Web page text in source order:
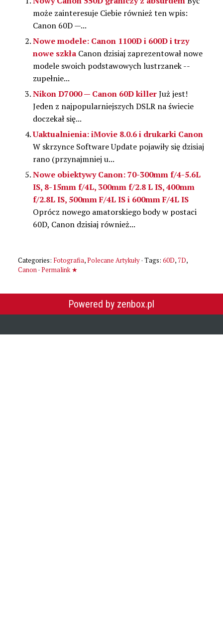
może zainteresuje Ciebie również ten wpis:
Canon 60D —...
Nowe modele: Canon 1100D i 600D i trzy
nowe szkła Canon dzisiaj zaprezentował nowe
modele swoich podstawowych lustrzanek --
zupełnie...
Nikon D7000 — Canon 60D killerJuż jest!
Jeden z najpopularniejszych DSLR na świecie
doczekał się...
Uaktualnienia: iMovie 8.0.6 i drukarki Canon
W skrzynce Software Update pojawiły się dzisiaj
rano (przynajmniej u...
Nowe obiektywy Canon: 70-300mm f/4-5.6L
IS, 8-15mm f/4L, 300mm f/2.8 L IS, 400mm
f/2.8L IS, 500mm F/4L IS i 600mm F/4L IS
Oprócz nowego amatorskiego body w postaci
60D, Canon dzisiaj również...
Categories: Fotografia,Polecane Artykuły· Tags: 60D, 7D,
Canon· Permalink ★
Powered by zenbox.pl